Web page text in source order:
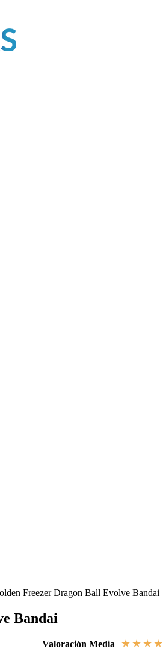
Freezer Dragon Ball Evolve Bandai
Bandai
Valoración Media ★ ★ ★ ★